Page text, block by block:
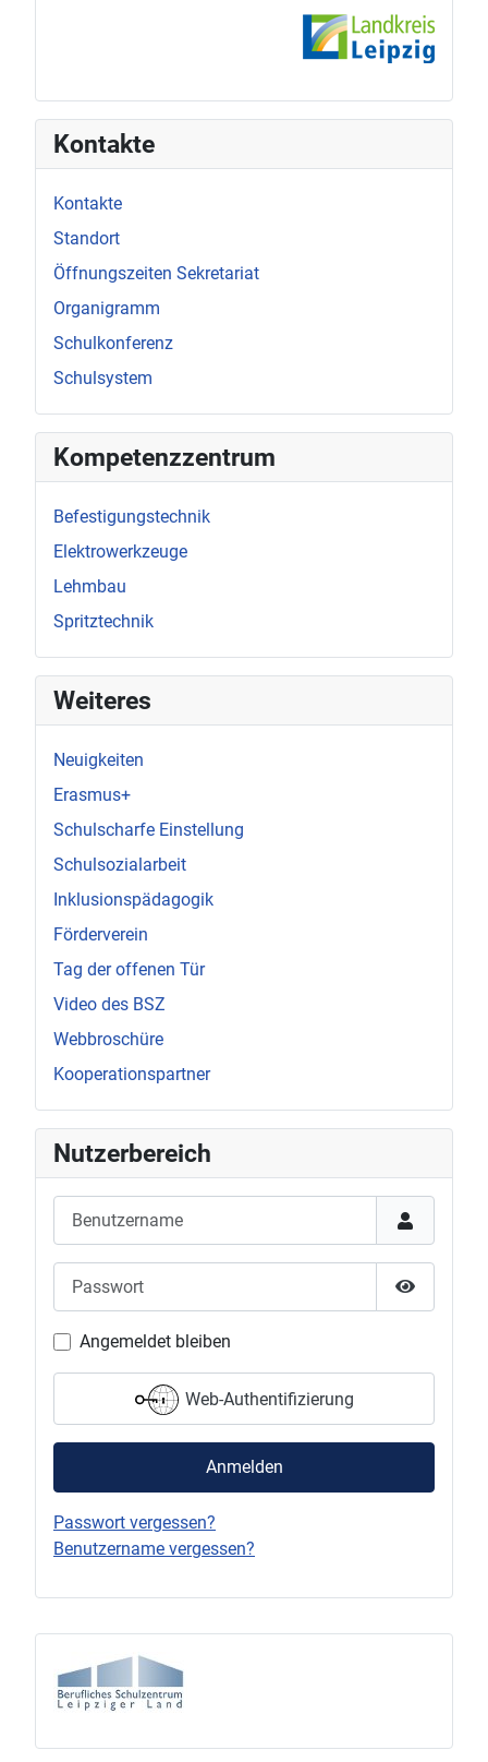
Kontakte
Kontakte
Standort
Öffnungszeiten Sekretariat
Organigramm
Schulkonferenz
Schulsystem
Kompetenzzentrum
Befestigungstechnik
Elektrowerkzeuge
Lehmbau
Spritztechnik
Weiteres
Neuigkeiten
Erasmus+
Schulscharfe Einstellung
Schulsozialarbeit
Inklusionspädagogik
Förderverein
Tag der offenen Tür
Video des BSZ
Webbroschüre
Kooperationspartner
Nutzerbereich
Passwort
Angemeldet bleiben
Web-Authentifizierung
Anmelden
Passwort vergessen?
Benutzername vergessen?